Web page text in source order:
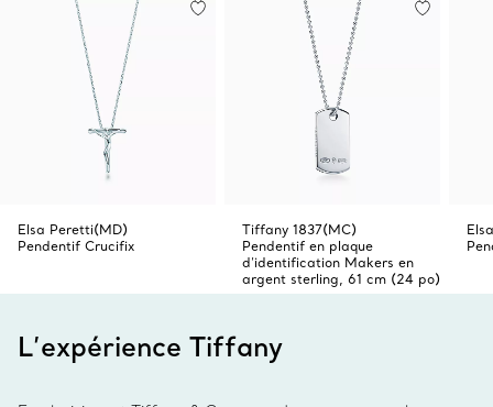
Elsa Peretti(MD)
Pendentif Crucifix
Tiffany 1837(MC)
Pendentif en plaque
d’identification Makers en
argent sterling, 61 cm (24 po)
L’expérience Tiffany